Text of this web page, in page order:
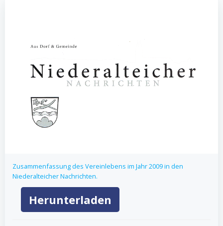
Zusammenfassung des Vereinlebens im Jahr 2009 in den
Niederalteicher Nachrichten.
Herunterladen